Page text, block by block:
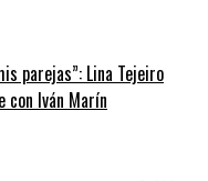
parejas”: Lina Tejeiro
Iván Marín